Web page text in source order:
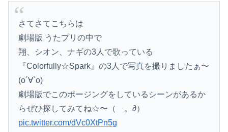
さてさてこちらは
劇場版 うたプリの中で
翔、シオン、ナギの3人で歌っている
『Colorfully☆Spark』の3人で写真を撮りましたぁ〜
(о´∀`о)
劇場版でこのポージングをしているシーンがあるか
らぜひ探してみてね☆〜（ゝ。∂）
pic.twitter.com/dVc0XtPn5g